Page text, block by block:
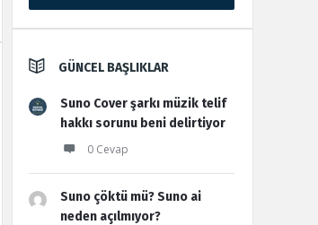
GÜNCEL BAŞLIKLAR
Suno Cover şarkı müzik telif
hakkı sorunu beni delirtiyor
0 Cevap
Suno çöktü mü? Suno ai
neden açılmıyor?